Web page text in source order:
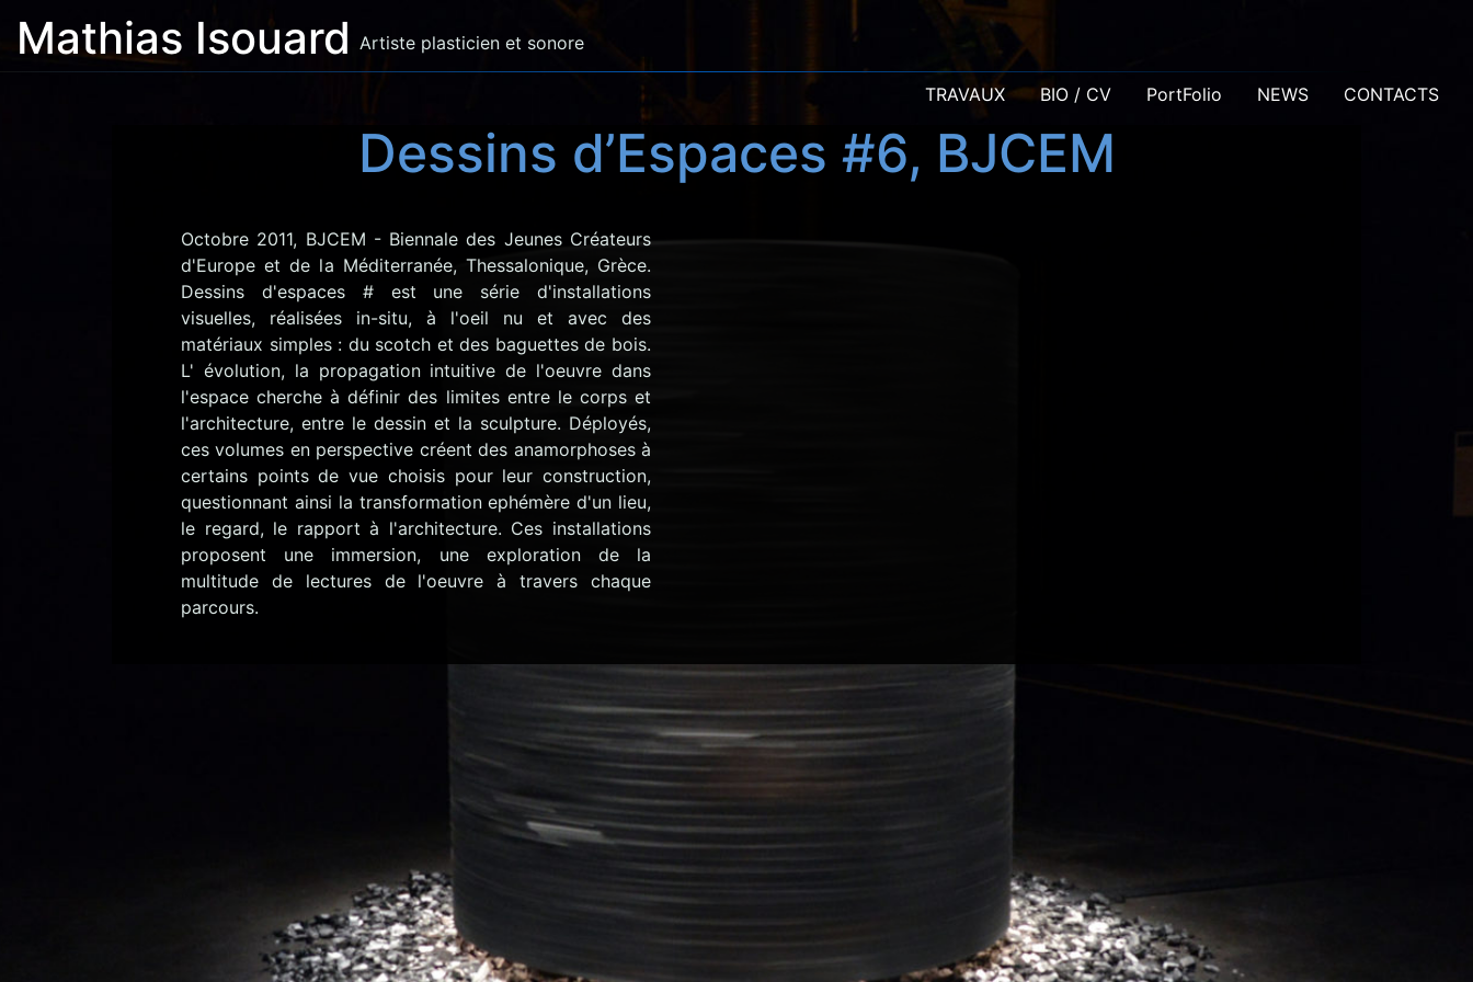
Mathias Isouard Artiste plasticien et sonore
TRAVAUX BIO / CV PortFolio NEWS CONTACTS
Dessins d’Espaces #6, BJCEM
Octobre 2011, BJCEM - Biennale des Jeunes Créateurs
d'Europe et de la Méditerranée, Thessalonique, Grèce.
Dessins d'espaces # est une série d'installations
visuelles, réalisées in-situ, à l'oeil nu et avec des
matériaux simples : du scotch et des baguettes de bois.
L' évolution, la propagation intuitive de l'oeuvre dans
l'espace cherche à définir des limites entre le corps et
l'architecture, entre le dessin et la sculpture. Déployés,
ces volumes en perspective créent des anamorphoses à
certains points de vue choisis pour leur construction,
questionnant ainsi la transformation ephémère d'un lieu,
le regard, le rapport à l'architecture. Ces installations
proposent une immersion, une exploration de la
multitude de lectures de l'oeuvre à travers chaque
parcours.